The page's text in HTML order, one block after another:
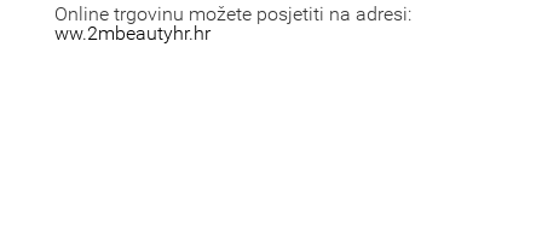
Online trgovinu možete posjetiti na adresi:
ww.2mbeautyhr.hr